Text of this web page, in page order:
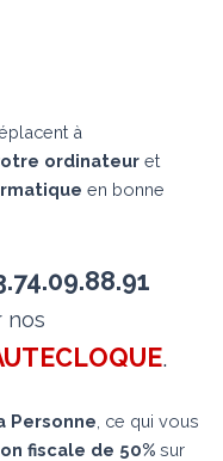
à
ordinateur et
en bonne
nos
.
Personne , ce qui vous
fiscale de 50% sur